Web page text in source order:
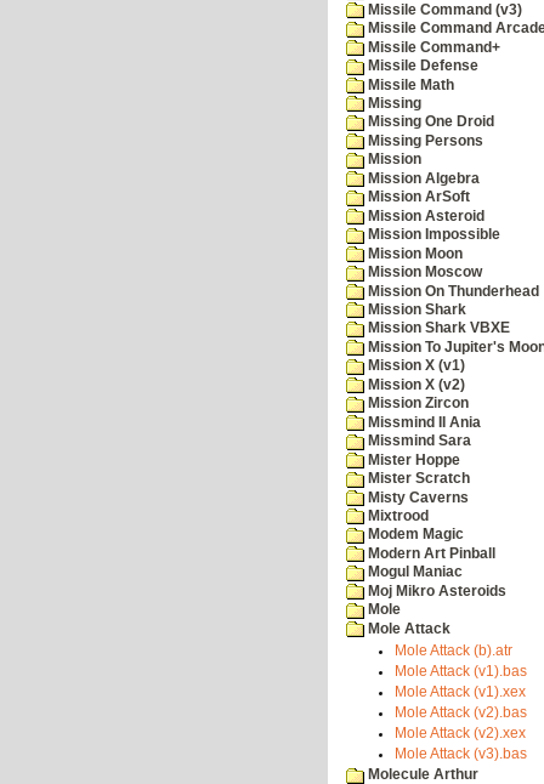
Missile Command (v3)
Missile Command
Missile Command+
Missile Defense
Missile Math
Missing
Missing One Droid
Missing Persons
Mission
Mission Algebra
Mission ArSoft
Mission Asteroid
Mission Impossible
Mission Moon
Mission Moscow
Mission On Thunderhead
Mission Shark
Mission Shark VBXE
Mission To Jupiter's
Mission X (v1)
Mission X (v2)
Mission Zircon
Missmind II Ania
Missmind Sara
Mister Hoppe
Mister Scratch
Misty Caverns
Mixtrood
Modem Magic
Modern Art Pinball
Mogul Maniac
Moj Mikro Asteroids
Mole
Mole Attack
Mole Attack (b).atr
Mole Attack (v1).bas
Mole Attack (v1).xex
Mole Attack (v2).bas
Mole Attack (v2).xex
Mole Attack (v3).bas
Molecule Arthur